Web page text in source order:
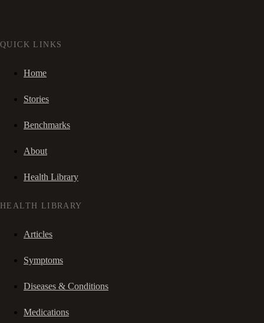
QUICK LINKS
Home
Stories
Benchmarks
About
Health Library
HEALTH LIBRARY
Articles
Symptoms
Diseases & Conditions
Medications